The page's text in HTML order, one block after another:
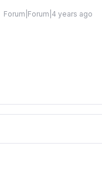
Forum|Forum|4 years ago